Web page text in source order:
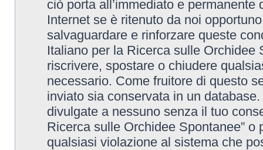
ciò porta all’immediato e
Internet se è ritenuto da noi
salvaguardare e rinforzare queste
Italiano per la Ricerca sulle Orchidee
riscrivere, spostare o chiudere
necessario. Come fruitore di questo
inviato sia conservata in un
divulgate a nessuno senza il tuo
Ricerca sulle Orchidee Spontanee”
qualsiasi violazione al sistema che